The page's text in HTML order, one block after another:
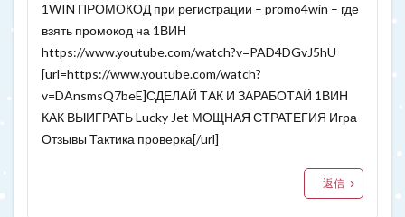
1WIN ПРОМОКОД при регистрации – promo4win – где
взять промокод на 1ВИН
https://www.youtube.com/watch?v=PAD4DGvJ5hU
[url=https://www.youtube.com/watch?
v=DAnsmsQ7beE]СДЕЛАЙ ТАК И ЗАРАБОТАЙ 1ВИН
КАК ВЫИГРАТЬ Lucky Jet МОЩНАЯ СТРАТЕГИЯ Игра
Отзывы Тактика проверка[/url]
返信